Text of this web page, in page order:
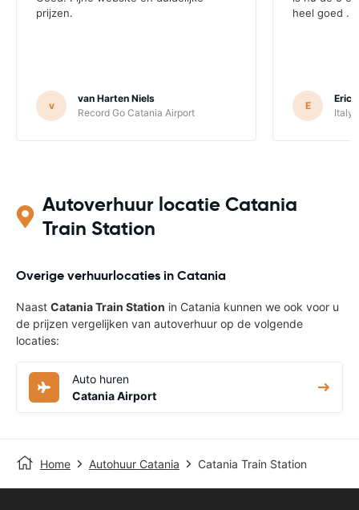
prijzen.
v
van Harten Niels
Record Go Catania Airport
heel goed .
E
Eric
Italy
Autoverhuur locatie Catania
Train Station
Overige verhuurlocaties in Catania
Naast Catania Train Station in Catania kunnen we ook voor u
de prijzen vergelijken van autoverhuur op de volgende
locaties:
Auto huren
Catania Airport
Home Autohuur Catania Catania Train Station